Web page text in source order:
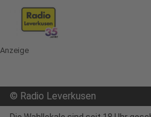
Anzeige
© Radio Leverkusen